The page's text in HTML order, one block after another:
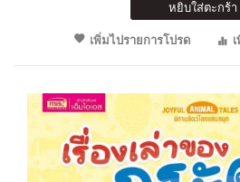
หยิบใส่ตะกร้า
เพิ่มไปรายการโปรด